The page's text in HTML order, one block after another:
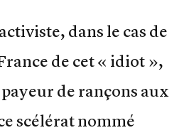
dans le cas de
de cet « idiot »,
de rançons aux
scélérat nommé